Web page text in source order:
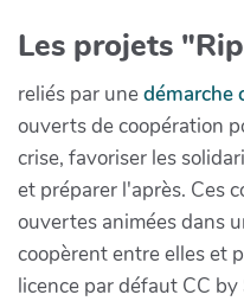
Les projets
reliés par unedémarche
ouverts de coopération
crise, favoriser les
et préparer l'après. Ces
ouvertes animées dans
coopèrent entre elles et
licence par défaut CC by